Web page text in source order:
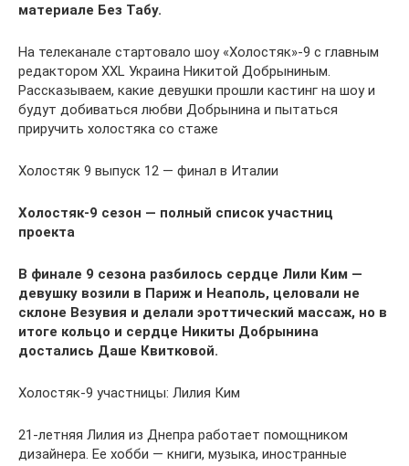
материале Без Табу.
На телеканале стартовало шоу «Холостяк»-9 с главным
редактором XXL Украина Никитой Добрыниным.
Рассказываем, какие девушки прошли кастинг на шоу и
будут добиваться любви Добрынина и пытаться
приручить холостяка со стаже
Холостяк 9 выпуск 12 — финал в Италии
Холостяк-9 сезон — полный список участниц
проекта
В финале 9 сезона разбилось сердце Лили Ким —
девушку возили в Париж и Неаполь, целовали не
склоне Везувия и делали эроттический массаж, но в
итоге кольцо и сердце Никиты Добрынина
достались Даше Квитковой.
Холостяк-9 участницы: Лилия Ким
21-летняя Лилия из Днепра работает помощником
дизайнера. Ее хобби — книги, музыка, иностранные